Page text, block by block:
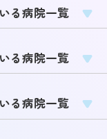
る病院一覧
る病院一覧
る病院一覧